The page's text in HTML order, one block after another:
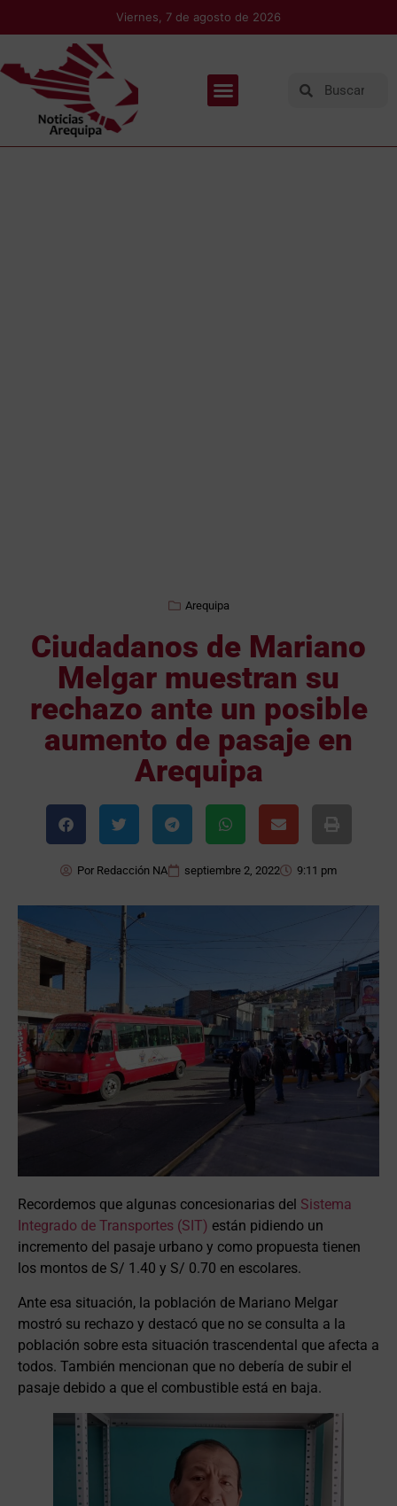
Viernes, 7 de agosto de 2026
Arequipa
Ciudadanos de Mariano
Melgar muestran su
rechazo ante un posible
aumento de pasaje en
Arequipa
Por Redacción NA septiembre 2, 2022 9:11 pm
Recordemos que algunas concesionarias del Sistema
Integrado de Transportes (SIT) están pidiendo un
incremento del pasaje urbano y como propuesta tienen
los montos de S/ 1.40 y S/ 0.70 en escolares.
Ante esa situación, la población de Mariano Melgar
mostró su rechazo y destacó que no se consulta a la
población sobre esta situación trascendental que afecta a
todos. También mencionan que no debería de subir el
pasaje debido a que el combustible está en baja.